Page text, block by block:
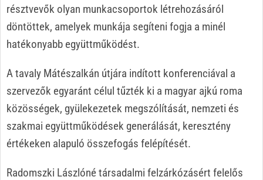
résztvevők olyan munkacsoportok létrehozásáról
döntöttek, amelyek munkája segíteni fogja a minél
hatékonyabb együttműködést.
A tavaly Mátészalkán útjára indított konferenciával a
szervezők egyaránt célul tűzték ki a magyar ajkú roma
közösségek, gyülekezetek megszólítását, nemzeti és
szakmai együttműködések generálását, keresztény
értékeken alapuló összefogás felépítését.
Radomszki Lászlóné társadalmi felzárkózásért felelős